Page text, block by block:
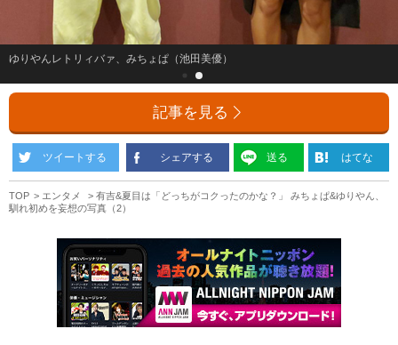
ゆりやんレトリィバァ、みちょぱ（池田美優）
記事を見る
ツイートする シェアする 送る はてな
TOP エンタメ
有吉&夏目は「どっちがコクったのかな？」 みちょぱ&ゆりやん、
馴れ初めを妄想の写真（2）